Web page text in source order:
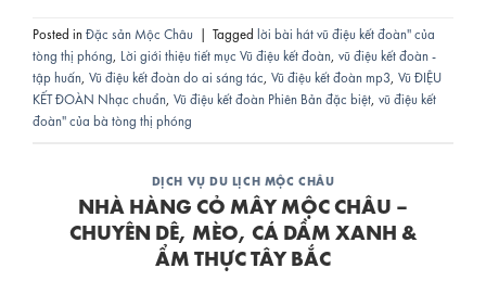
Posted in Đặc sản Mộc Châu Tagged
lời bài hát vũ điệu kết đoàn'' của
tòng thị phóng, Lời giới thiệu tiết mục Vũ điệu kết đoàn, vũ điệu kết đoàn -
tập huấn, Vũ điệu kết đoàn do ai sáng tác, Vũ điệu kết đoàn mp3, Vũ ĐIỆU
KẾT ĐOÀN Nhạc chuẩn, Vũ điệu kết đoàn Phiên Bản đặc biệt, vũ điệu kết
đoàn'' của bà tòng thị phóng
DỊCH VỤ DU LỊCH MỘC CHÂU
NHÀ HÀNG CỎ MÂY MỘC CHÂU –
CHUYÊN DÊ, MÈO, CÁ DẦM XANH &
ẨM THỰC TÂY BẮC